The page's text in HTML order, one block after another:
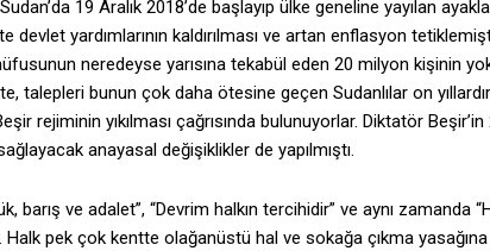
19 Aralık 2018’de başlayıp ülke geneline yayılan
devlet yardımlarının kaldırılması ve artan enflasyon
neredeyse yarısına tekabül eden 20 milyon kişinin
talepleri bunun çok daha ötesine geçen Sudanlılar on
rejiminin yıkılması çağrısında bulunuyorlar. Diktatör Beşir’in
anayasal değişiklikler de yapılmıştı.
ve adalet”, “Devrim halkın tercihidir” ve aynı zamanda
Halk pek çok kentte olağanüstü hal ve sokağa çıkma